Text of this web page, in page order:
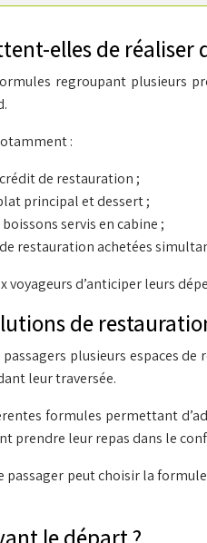
elles de réaliser
regroupant plusieurs
:
de restauration ;
principal et dessert ;
servis en cabine ;
restauration achetées
d’anticiper leurs
de
plusieurs espaces
leur traversée.
formules permettant
prendre leur repas dans le
peut choisir la
le départ ?